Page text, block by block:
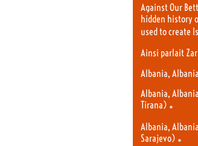
Against Our
hidden history
used to create
Ainsi parlait
Albania,
Albania,
Tirana) •
Albania,
Sarajevo) •